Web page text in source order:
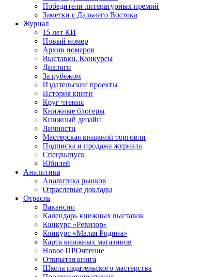
Победители литературных премий
Заметки с Дальнего Востока
Журнал
15 лет КИ
Новый номер
Архив номеров
Выставки. Конкурсы
Диалоги
За рубежом
Издательские проекты
История книги
Круг чтения
Книжные блогеры
Книжный дизайн
Личности
Мастерская книжной торговли
Подписка и продажа журнала
Спецвыпуск
Юбилей
Аналитика
Аналитика рынков
Отраслевые доклады
Отрасль
Вакансии
Календарь книжных выставок
Конкурс «Ревизор»
Конкурс «Малая Родина»
Карта книжных магазинов
Новое ПРОчтение
Открытая книга
Школа издательского мастерства